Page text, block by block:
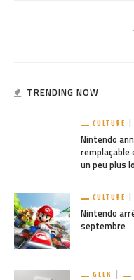
TRENDING NOW
CULTURE
Nintendo
remplaçable
un peu plus
CULTURE
Nintendo
septembre
GEEK